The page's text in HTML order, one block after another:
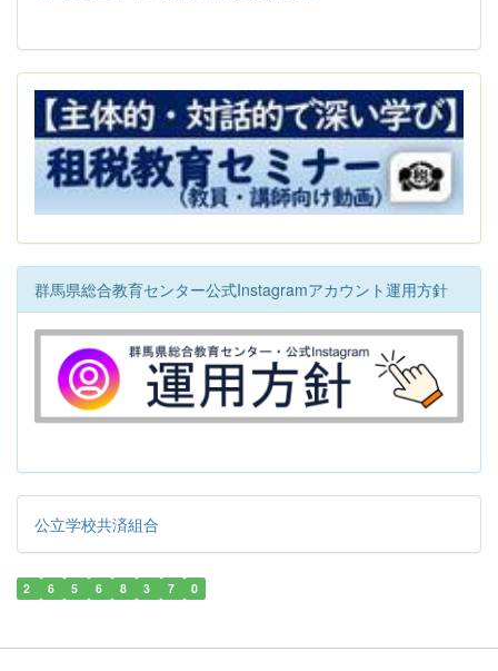
群馬県総合教育センター公式Instagramアカウント運用方針
公立学校共済組合
2 6 5 6 8 3 7 0